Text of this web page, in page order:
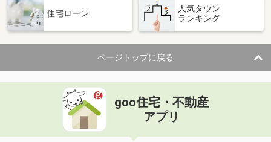
住宅ローン
人気タウン
ランキング
ページトップに戻る
goo住宅・不動産
アプリ